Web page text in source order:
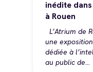
inédite
à Rouen
L’Atrium de
une
dédiée à
au public de…